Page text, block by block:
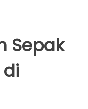
Sepak